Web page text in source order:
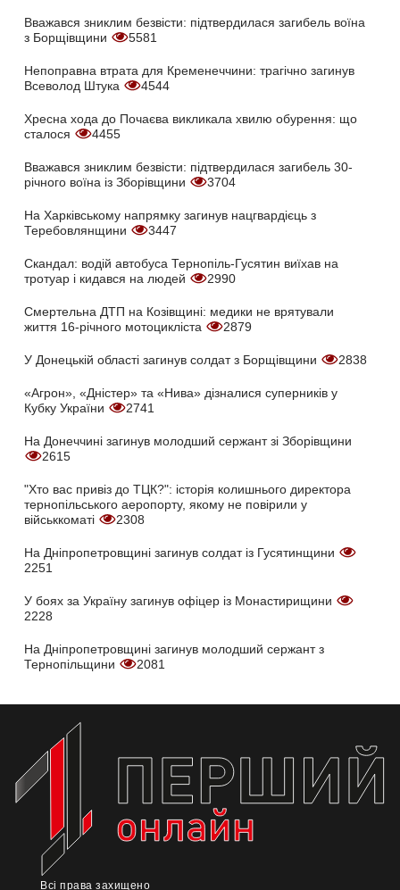
Вважався зниклим безвісти: підтвердилася загибель воїна
з Борщівщини
5581
Непоправна втрата для Кременеччини: трагічно загинув
Всеволод Штука
4544
Хресна хода до Почаєва викликала хвилю обурення: що
сталося
4455
Вважався зниклим безвісти: підтвердилася загибель 30-
річного воїна із Зборівщини
3704
На Харківському напрямку загинув нацгвардієць з
Теребовлянщини
3447
Скандал: водій автобуса Тернопіль-Гусятин виїхав на
тротуар і кидався на людей
2990
Смертельна ДТП на Козівщині: медики не врятували
життя 16-річного мотоцикліста
2879
У Донецькій області загинув солдат з Борщівщини 2838
«Агрон», «Дністер» та «Нива» дізналися суперників у
Кубку України
2741
На Донеччині загинув молодший сержант зі Зборівщини
2615
"Хто вас привіз до ТЦК?": історія колишнього директора
тернопільського аеропорту, якому не повірили у
військкоматі
2308
На Дніпропетровщині загинув солдат із Гусятинщини
2251
У боях за Україну загинув офіцер із Монастирищини
2228
На Дніпропетровщині загинув молодший сержант з
Тернопільщини
2081
Всі права захищено